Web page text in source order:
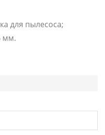
для пылесоса;
мм.